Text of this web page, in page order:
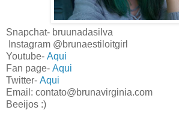
Snapchat- bruunadasilva
Instagram @brunaestiloitgirl
Youtube- Aqui
Fan page- Aqui
Twitter- Aqui
Email: contato@brunavirginia.com
Beeijos :)